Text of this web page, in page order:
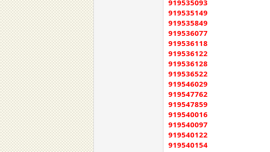
919535093
919535149
919535849
919536077
919536118
919536122
919536128
919536522
919546029
919547762
919547859
919540016
919540097
919540122
919540154